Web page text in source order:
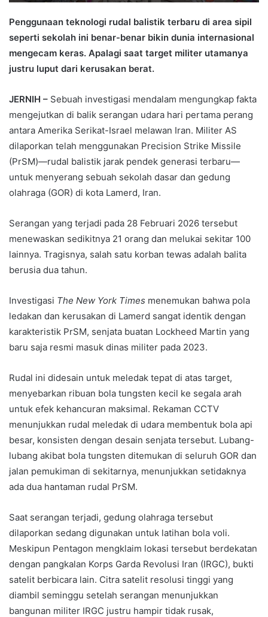
Penggunaan teknologi rudal balistik terbaru di area sipil
seperti sekolah ini benar-benar bikin dunia internasional
mengecam keras. Apalagi saat target militer utamanya
justru luput dari kerusakan berat.
JERNIH – Sebuah investigasi mendalam mengungkap fakta
mengejutkan di balik serangan udara hari pertama perang
antara Amerika Serikat-Israel melawan Iran. Militer AS
dilaporkan telah menggunakan Precision Strike Missile
(PrSM)—rudal balistik jarak pendek generasi terbaru—
untuk menyerang sebuah sekolah dasar dan gedung
olahraga (GOR) di kota Lamerd, Iran.
Serangan yang terjadi pada 28 Februari 2026 tersebut
menewaskan sedikitnya 21 orang dan melukai sekitar 100
lainnya. Tragisnya, salah satu korban tewas adalah balita
berusia dua tahun.
Investigasi The New York Times menemukan bahwa pola
ledakan dan kerusakan di Lamerd sangat identik dengan
karakteristik PrSM, senjata buatan Lockheed Martin yang
baru saja resmi masuk dinas militer pada 2023.
Rudal ini didesain untuk meledak tepat di atas target,
menyebarkan ribuan bola tungsten kecil ke segala arah
untuk efek kehancuran maksimal. Rekaman CCTV
menunjukkan rudal meledak di udara membentuk bola api
besar, konsisten dengan desain senjata tersebut. Lubang-
lubang akibat bola tungsten ditemukan di seluruh GOR dan
jalan pemukiman di sekitarnya, menunjukkan setidaknya
ada dua hantaman rudal PrSM.
Saat serangan terjadi, gedung olahraga tersebut
dilaporkan sedang digunakan untuk latihan bola voli.
Meskipun Pentagon mengklaim lokasi tersebut berdekatan
dengan pangkalan Korps Garda Revolusi Iran (IRGC), bukti
satelit berbicara lain. Citra satelit resolusi tinggi yang
diambil seminggu setelah serangan menunjukkan
bangunan militer IRGC justru hampir tidak rusak,